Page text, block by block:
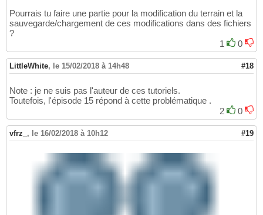
Pourrais tu faire une partie pour la modification du terrain et la
sauvegarde/chargement de ces modifications dans des fichiers
?
1
0
LittleWhite, le 15/02/2018 à 14h48 #18
Note : je ne suis pas l'auteur de ces tutoriels.
Toutefois, l'épisode 15 répond à cette problématique .
2
0
vfrz_ , le 16/02/2018 à 10h12 #19